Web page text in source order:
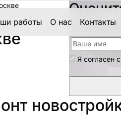
работы О нас Контакты
с
Я согласен с